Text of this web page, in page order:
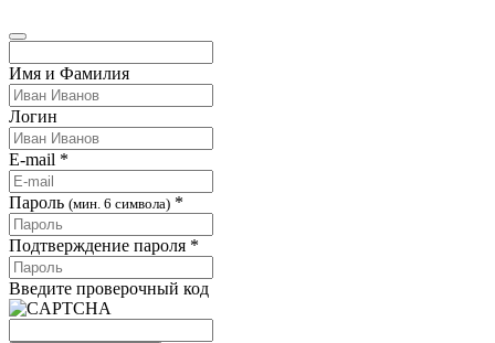
Имя и Фамилия
Логин
E-mail *
Пароль (мин. 6 символа) *
Подтверждение пароля *
Введите проверочный код